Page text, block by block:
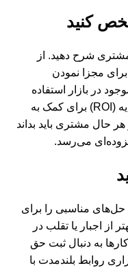
شرح دهید. از
مجزا نمودن
در بازار استفاده
کنید. می‌توانید از محاسبات بازده سرمایه (ROI) برای کمک به
حال مشتری باید بداند
می‌رسد.
مناسبی را برای
اجبار یا تقلب در
به دنبال ثبت حق
روابط بلندمدت با